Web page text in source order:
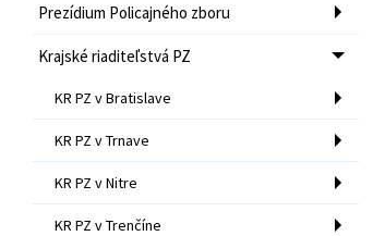
Prezídium Policajného zboru
Krajské riaditeľstvá PZ
KR PZ v Bratislave
KR PZ v Trnave
KR PZ v Nitre
KR PZ v Trenčíne